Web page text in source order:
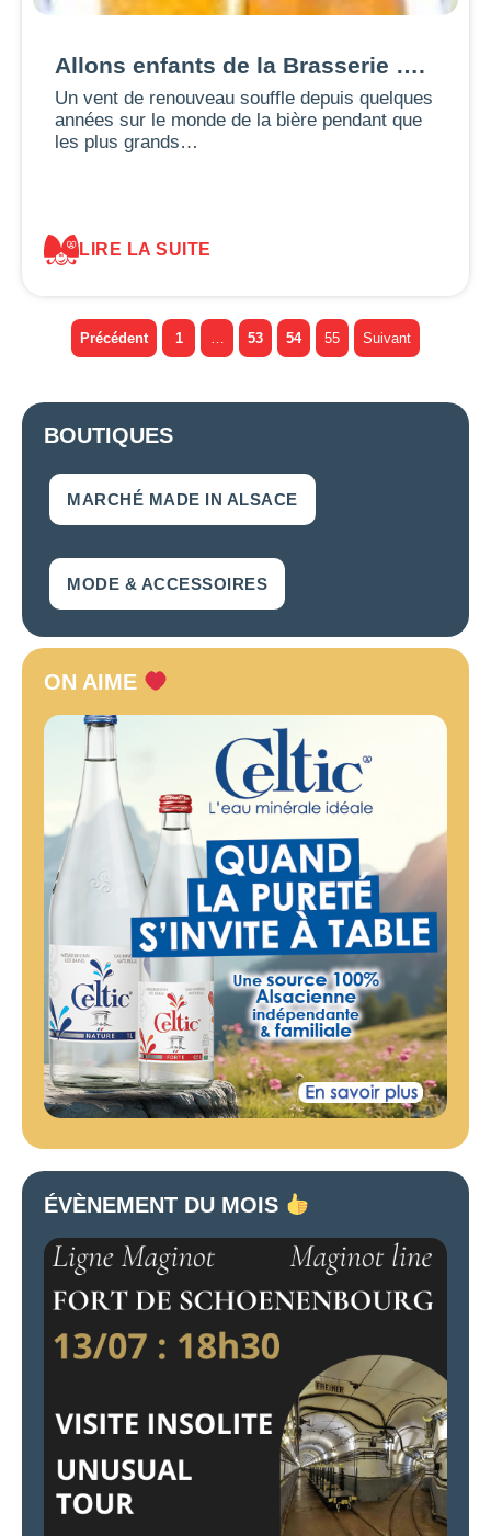
Allons enfants de la Brasserie ….
Un vent de renouveau souffle depuis quelques
années sur le monde de la bière pendant que
les plus grands…
LIRE LA SUITE
Précédent 1 53 54 55 Suivant
BOUTIQUES
MARCHÉ MADE IN ALSACE
MODE & ACCESSOIRES
ON AIME
ÉVÈNEMENT DU MOIS